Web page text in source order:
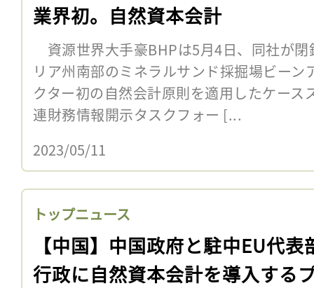
業界初。自然資本会計
資源世界大手豪BHPは5月4日、同社が
リア州南部のミネラルサンド採掘場ビー
クター初の自然会計原則を適用したケース
連財務情報開示タスクフォー [...
2023/05/11
トップニュース
【中国】中国政府と駐中EU代表
行政に自然資本会計を導入する